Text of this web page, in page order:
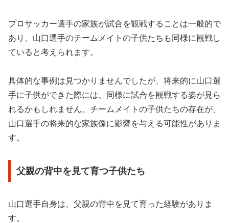
プロサッカー選手の家族が試合を観戦することは一般的で
あり、山口選手のチームメイトの子供たちも同様に観戦し
ていると考えられます。
具体的な事例は見つかりませんでしたが、将来的に山口選
手に子供ができた際には、同様に試合を観戦する姿が見ら
れるかもしれません。チームメイトの子供たちの存在が、
山口選手の将来的な家族像に影響を与える可能性がありま
す。
父親の背中を見て育つ子供たち
山口選手自身は、父親の背中を見て育った経験がありま
す。